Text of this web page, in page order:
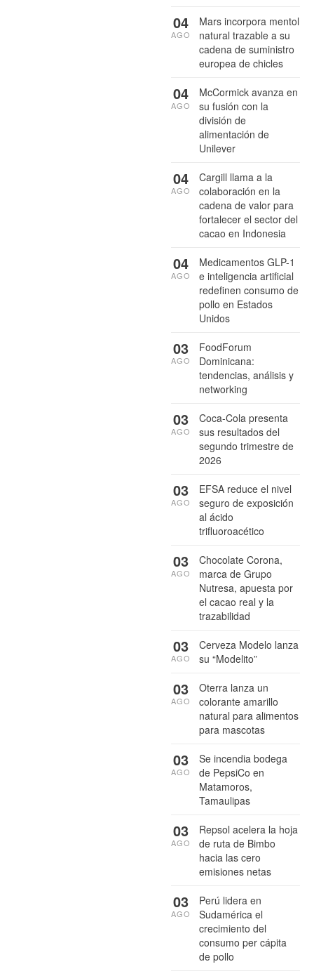
Mars incorpora mentol
natural trazable a su
cadena de suministro
europea de chicles
04
AGO
McCormick avanza en
su fusión con la
división de
alimentación de
Unilever
04
AGO
Cargill llama a la
colaboración en la
cadena de valor para
fortalecer el sector del
cacao en Indonesia
04
AGO
Medicamentos GLP-1
e inteligencia artificial
redefinen consumo de
pollo en Estados
Unidos
04
AGO
FoodForum
Dominicana:
tendencias, análisis y
networking
03
AGO
Coca-Cola presenta
sus resultados del
segundo trimestre de
2026
03
AGO
EFSA reduce el nivel
seguro de exposición
al ácido
trifluoroacético
03
AGO
Chocolate Corona,
marca de Grupo
Nutresa, apuesta por
el cacao real y la
trazabilidad
03
AGO
Cerveza Modelo lanza
su “Modelito”
03
AGO
Oterra lanza un
colorante amarillo
natural para alimentos
para mascotas
03
AGO
Se incendia bodega
de PepsiCo en
Matamoros,
Tamaulipas
03
AGO
Repsol acelera la hoja
de ruta de Bimbo
hacia las cero
emisiones netas
03
AGO
Perú lidera en
Sudamérica el
crecimiento del
consumo per cápita
de pollo
03
AGO